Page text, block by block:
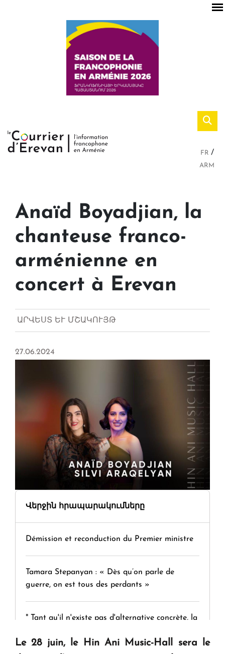
FR
ARM
Anaïd Boyadjian, la
chanteuse franco-
arménienne en
concert à Erevan
ԱՐՎԵՍՏ ԵՒ ՄՇԱԿՈՒՅԹ
27.06.2024
Վերջին հրապարակումները
Démission et reconduction du Premier ministre
Tamara Stepanyan : « Dès qu’on parle de
guerre, on est tous des perdants »
" Tant qu'il n'existe pas d'alternative concrète, la
Le 28 juin, le Hin Ani Music-Hall sera le